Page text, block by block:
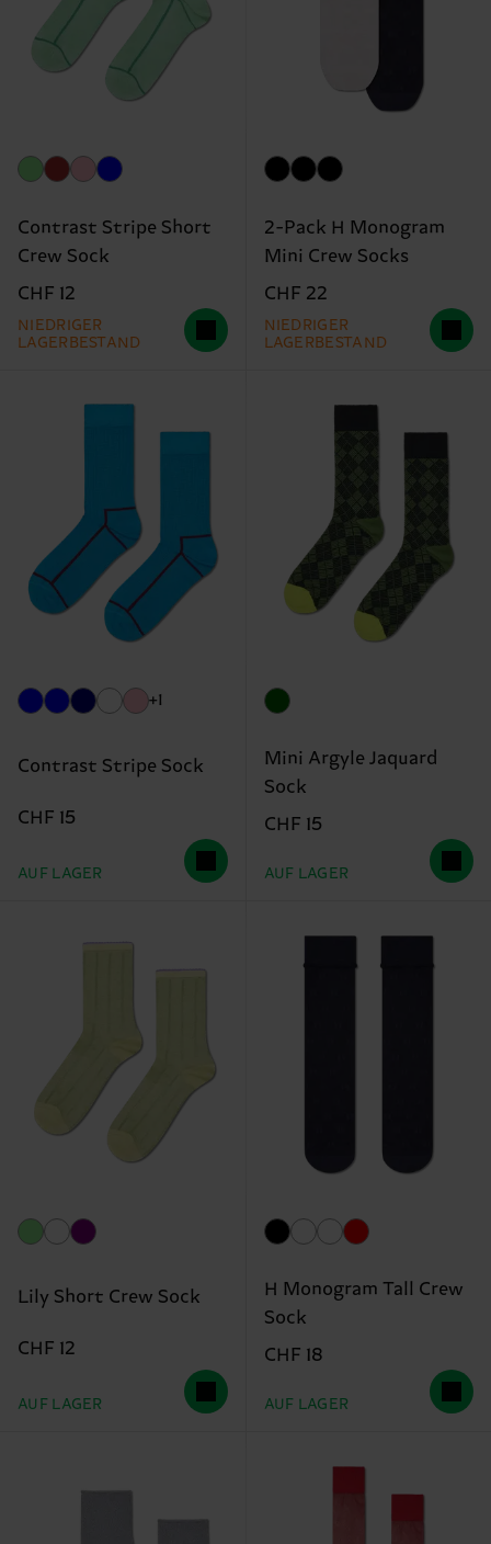
Contrast Stripe Short
Crew Sock
CHF 12
NIEDRIGER
LAGERBESTAND
2-Pack H Monogram
Mini Crew Socks
CHF 22
NIEDRIGER
LAGERBESTAND
+1
Contrast Stripe Sock
CHF 15
AUF LAGER
Mini Argyle Jaquard
Sock
CHF 15
AUF LAGER
Lily Short Crew Sock
CHF 12
AUF LAGER
H Monogram Tall Crew
Sock
CHF 18
AUF LAGER